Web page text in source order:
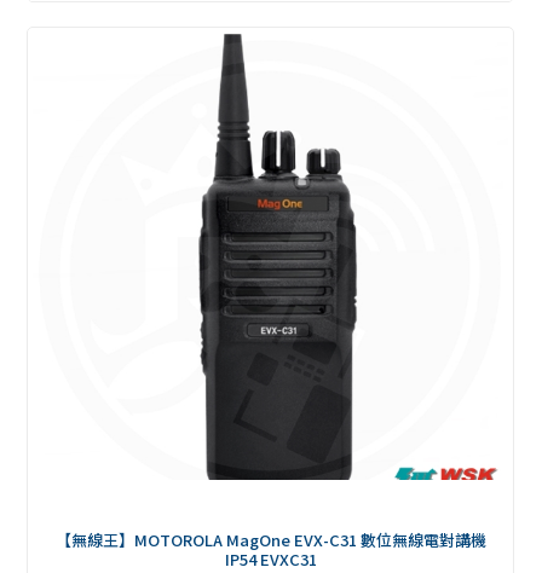
【無線王】MOTOROLA MagOne EVX-C31 數位無線電對講機
IP54 EVXC31